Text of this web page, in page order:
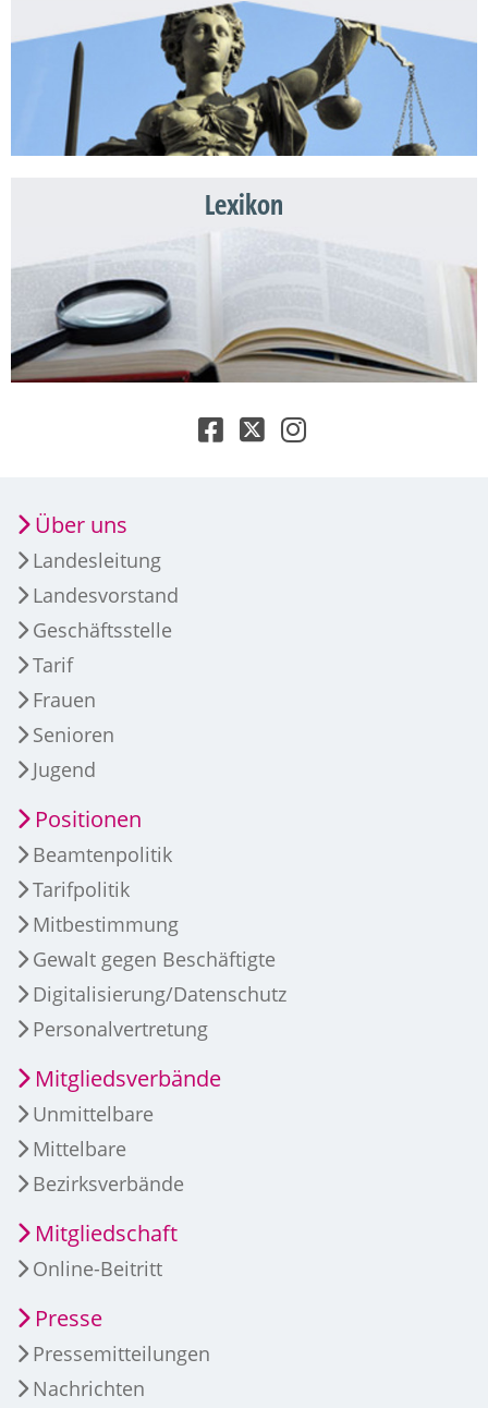
Lexikon
Über uns
Landesleitung
Landesvorstand
Geschäftsstelle
Tarif
Frauen
Senioren
Jugend
Positionen
Beamtenpolitik
Tarifpolitik
Mitbestimmung
Gewalt gegen Beschäftigte
Digitalisierung/Datenschutz
Personalvertretung
Mitgliedsverbände
Unmittelbare
Mittelbare
Bezirksverbände
Mitgliedschaft
Online-Beitritt
Presse
Pressemitteilungen
Nachrichten